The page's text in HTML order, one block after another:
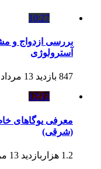
10:27
بررسی ازدواج و
آسترولوژی
847 بازدید
13 مرداد 1405
12:12
معرفی یوگاهای
(شرقی)
1.2 هزاربازدید
13 مرداد 1405